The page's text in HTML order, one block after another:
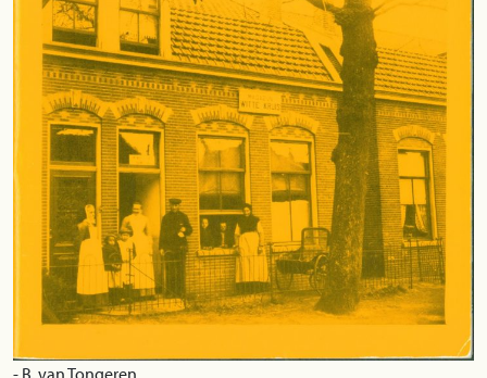
- B. van Tongeren